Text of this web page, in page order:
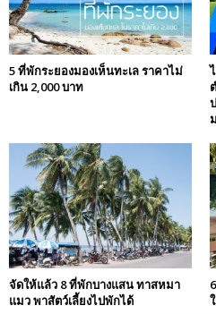
5 ที่พักระยองมองเห็นทะเล ราคาไม่
เกิน 2,000 บาท
จัดให้แล้ว 8 ที่พักบางแสน ทาสหมา
แมว พาสัตว์เลี้ยงไปพักได้